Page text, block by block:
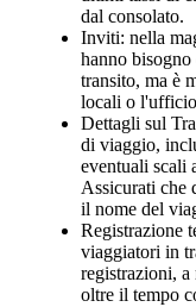
dal consolato.
Inviti: nella
hanno
transito, ma è
locali o l'ufficio
Dettagli sul
di viaggio,
eventuali scali
Assicurati che
il nome del
Registrazione
viaggiatori in
registrazioni, a
oltre il tempo